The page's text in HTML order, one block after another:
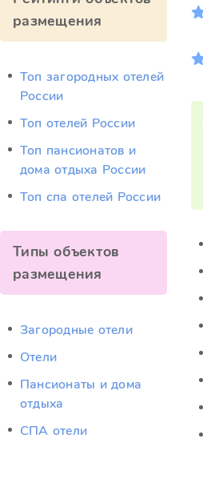
размещения
Топ загородных отелей
России
Топ отелей России
Топ пансионатов и
дома отдыха России
Топ спа отелей России
Типы объектов
размещения
Загородные отели
Отели
Пансионаты и дома
отдыха
СПА отели